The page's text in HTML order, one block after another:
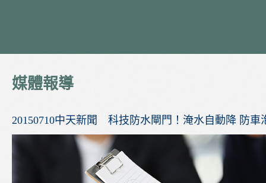
媒體報導
20150710中天新聞 科技防水閘門！淹水自動降 防車